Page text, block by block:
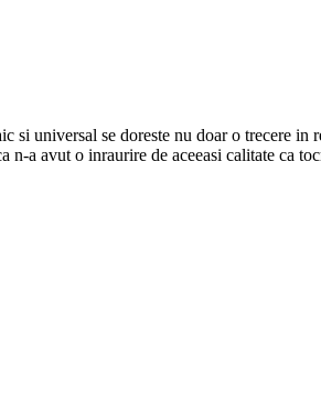
si universal se doreste nu doar o trecere
a avut o inraurire de aceeasi calitate ca